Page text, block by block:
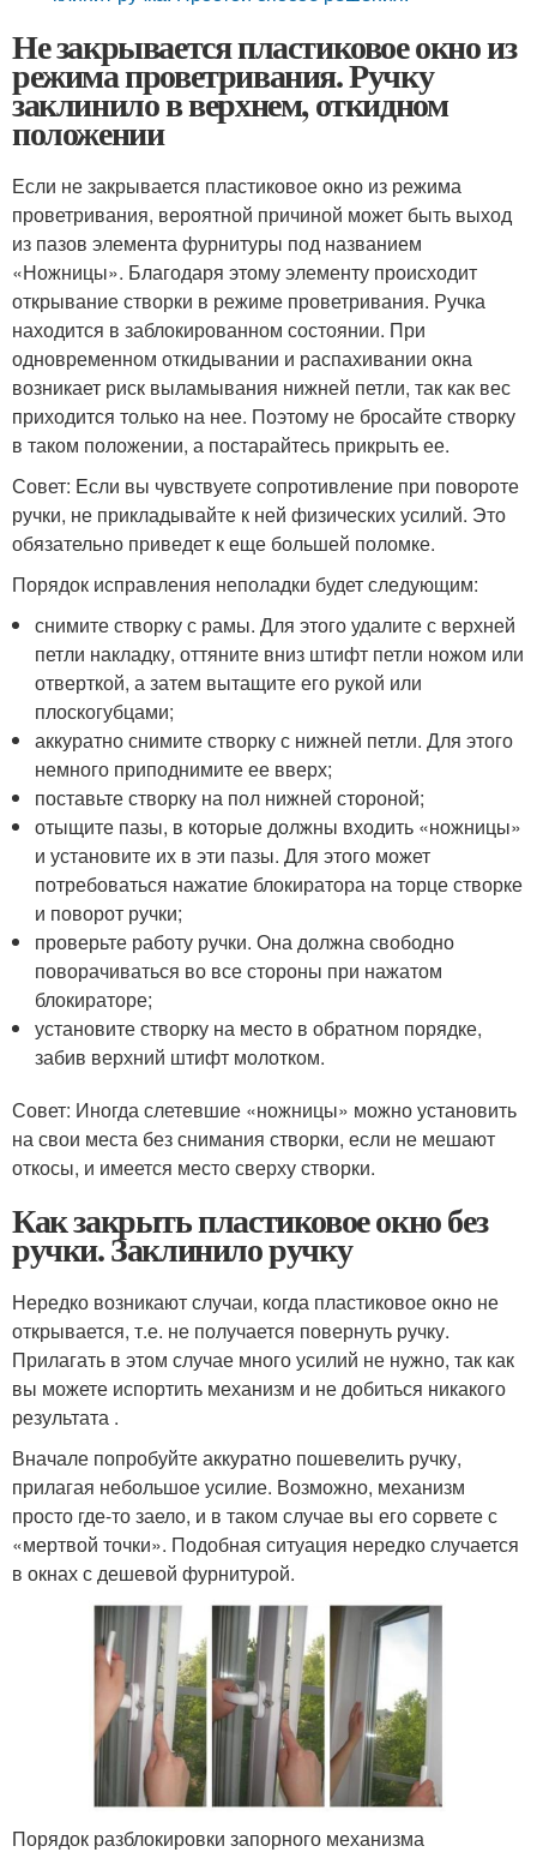
Не закрывается пластиковое окно из
режима проветривания. Ручку
заклинило в верхнем, откидном
положении
Если не закрывается пластиковое окно из режима
проветривания, вероятной причиной может быть выход
из пазов элемента фурнитуры под названием
«Ножницы». Благодаря этому элементу происходит
открывание створки в режиме проветривания. Ручка
находится в заблокированном состоянии. При
одновременном откидывании и распахивании окна
возникает риск выламывания нижней петли, так как вес
приходится только на нее. Поэтому не бросайте створку
в таком положении, а постарайтесь прикрыть ее.
Совет: Если вы чувствуете сопротивление при повороте
ручки, не прикладывайте к ней физических усилий. Это
обязательно приведет к еще большей поломке.
Порядок исправления неполадки будет следующим:
снимите створку с рамы. Для этого удалите с верхней
петли накладку, оттяните вниз штифт петли ножом или
отверткой, а затем вытащите его рукой или
плоскогубцами;
аккуратно снимите створку с нижней петли. Для этого
немного приподнимите ее вверх;
поставьте створку на пол нижней стороной;
отыщите пазы, в которые должны входить «ножницы»
и установите их в эти пазы. Для этого может
потребоваться нажатие блокиратора на торце створке
и поворот ручки;
проверьте работу ручки. Она должна свободно
поворачиваться во все стороны при нажатом
блокираторе;
установите створку на место в обратном порядке,
забив верхний штифт молотком.
Совет: Иногда слетевшие «ножницы» можно установить
на свои места без снимания створки, если не мешают
откосы, и имеется место сверху створки.
Как закрыть пластиковое окно без
ручки. Заклинило ручку
Нередко возникают случаи, когда пластиковое окно не
открывается, т.е. не получается повернуть ручку.
Прилагать в этом случае много усилий не нужно, так как
вы можете испортить механизм и не добиться никакого
результата .
Вначале попробуйте аккуратно пошевелить ручку,
прилагая небольшое усилие. Возможно, механизм
просто где-то заело, и в таком случае вы его сорвете с
«мертвой точки». Подобная ситуация нередко случается
в окнах с дешевой фурнитурой.
Порядок разблокировки запорного механизма